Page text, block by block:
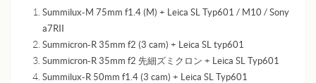
Summilux-M 75mm f1.4 (M) + Leica SL Typ601 / M10 / Sony
a7RII
Summicron-R 35mm f2 (3 cam) + Leica SL typ601
Summicron-R 35mm f2 先細ズミクロン + Leica SL Typ601
Summilux-R 50mm f1.4 (3 cam) + Leica SL Typ601